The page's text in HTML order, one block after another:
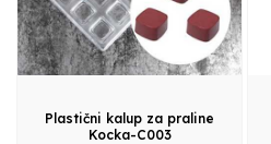
Plastični kalup za praline
Kocka-C003